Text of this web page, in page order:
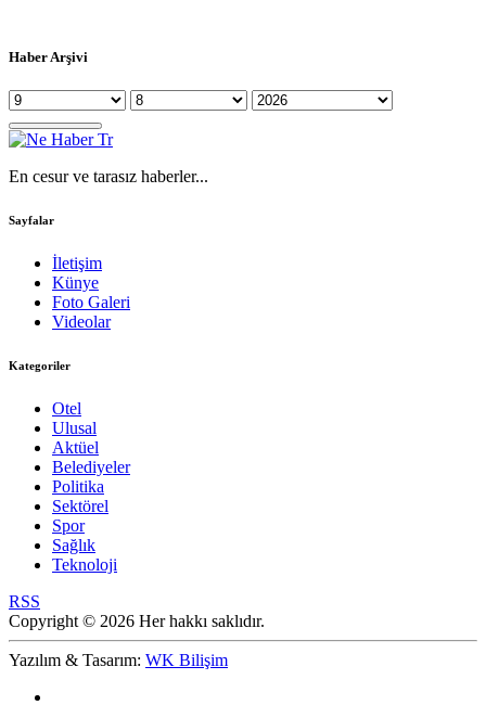
Haber Arşivi
En cesur ve tarasız haberler...
Sayfalar
İletişim
Künye
Foto Galeri
Videolar
Kategoriler
Otel
Ulusal
Aktüel
Belediyeler
Politika
Sektörel
Spor
Sağlık
Teknoloji
RSS
Copyright © 2026 Her hakkı saklıdır.
Yazılım & Tasarım: WK Bilişim